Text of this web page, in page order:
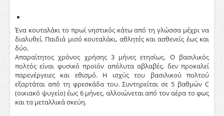
Ένα κουταλάκι το πρωί νηστικός κάτω από τη γλώσσα μέχρι να
διαλυθεί. Παιδιά μισό κουταλάκι, αθλητές και ασθενείς έως και
δύο.
Απαραίτητος χρόνος χρήσης 3 μήνες ετησίως. Ο βασιλικός
πολτός είναι φυσικό προϊόν απόλυτα αβλαβές, δεν προκαλεί
παρενέργειες και εθισμό. Η ισχύς του βασιλικού πολτού
εξαρτάται από τη φρεσκάδα του. Συντηρείται σε 5 βαθμών C
(οικιακό ψυγείο) έως 6 μήνες, αλλοιώνεται από τον αέρα το φως
και τα μεταλλικά σκεύη.